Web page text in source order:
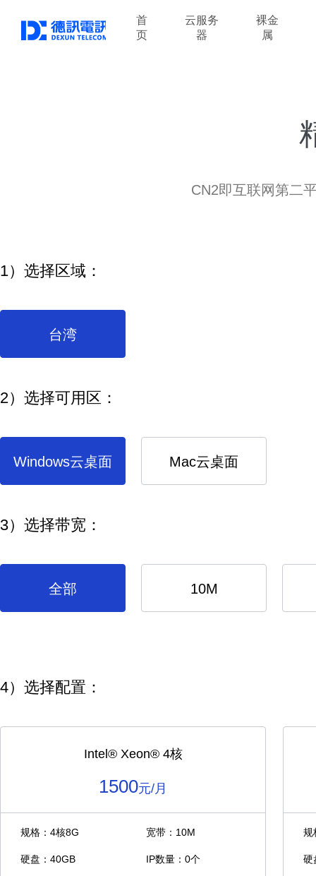
首
页
云服务
器
裸金
属
CN2即互联网第二
1）选择区域：
台湾
2）选择可用区：
Windows云桌面 Mac云桌面
3）选择带宽：
全部 10M
4）选择配置：
Intel®️ Xeon®️ 4核
1500元/月
规格：4核8G
硬盘：40GB
宽带：10M
IP数量：0个
规
硬